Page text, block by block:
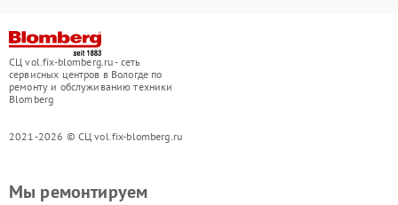
СЦ vol.fix-blomberg.ru - сеть
сервисных центров в Вологде по
ремонту и обслуживанию техники
Blomberg
2021-2026 © СЦ vol.fix-blomberg.ru
Мы ремонтируем